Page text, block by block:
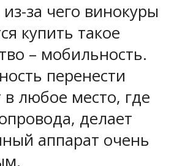
за чего винокуры
купить такое
– мобильность.
перенести
в любое место, где
делает
аппарат очень